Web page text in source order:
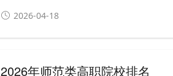
2026-04-18
2026年师范类高职院校排名